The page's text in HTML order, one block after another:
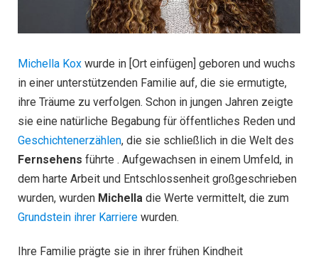
Michella Kox wurde in [Ort einfügen] geboren und wuchs
in einer unterstützenden Familie auf, die sie ermutigte,
ihre Träume zu verfolgen. Schon in jungen Jahren zeigte
sie eine natürliche Begabung für öffentliches Reden und
Geschichtenerzählen, die sie schließlich in die Welt des
Fernsehens führte . Aufgewachsen in einem Umfeld, in
dem harte Arbeit und Entschlossenheit großgeschrieben
wurden, wurden Michella die Werte vermittelt, die zum
Grundstein ihrer Karriere wurden.
Ihre Familie prägte sie in ihrer frühen Kindheit